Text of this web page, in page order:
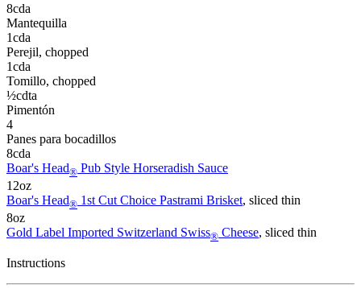
8cda
Mantequilla
1cda
Perejil, chopped
1cda
Tomillo, chopped
½cdta
Pimentón
4
Panes para bocadillos
8cda
Boar's Head® Pub Style Horseradish Sauce
12oz
Boar's Head® 1st Cut Choice Pastrami Brisket, sliced thin
8oz
Gold Label Imported Switzerland Swiss® Cheese, sliced thin
Instructions